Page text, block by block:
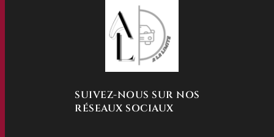
SUIVEZ-NOUS SUR NOS
RÉSEAUX SOCIAUX